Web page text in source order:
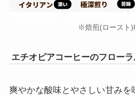
※焙煎(ロースト
エチオピアコーヒーのフローラ
爽やかな酸味とやさしい甘みを